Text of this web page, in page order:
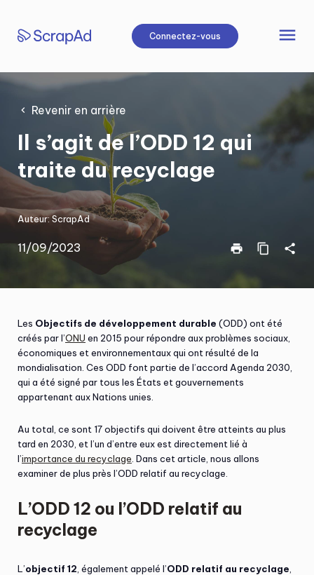
contenu
Connectez-vous menu
Revenir en arrière
Il s’agit de l’ODD 12 qui
traite du recyclage
Auteur:ScrapAd
11/09/2023 print content_copy share
Les Objectifs de développement durable (ODD) ont été
créés par l’ONU en 2015 pour répondre aux problèmes sociaux,
économiques et environnementaux qui ont résulté de la
mondialisation. Ces ODD font partie de l’accord Agenda 2030,
qui a été signé par tous les États et gouvernements
appartenant aux Nations unies.
Au total, ce sont 17 objectifs qui doivent être atteints au plus
tard en 2030, et l’un d’entre eux est directement lié à
l’importance du recyclage . Dans cet article, nous allons
examiner de plus près l’ODD relatif au recyclage.
L’ODD 12 ou l’ODD relatif au
recyclage
L’objectif 12 , également appelé l’ODD relatif au recyclage